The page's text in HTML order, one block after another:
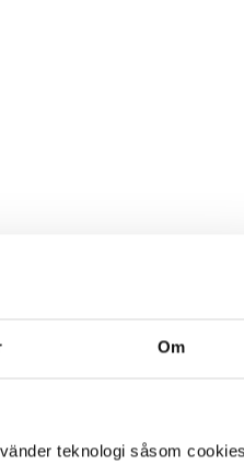
Om
teknologi såsom cookies
är avgiftsfria för arbetslösa